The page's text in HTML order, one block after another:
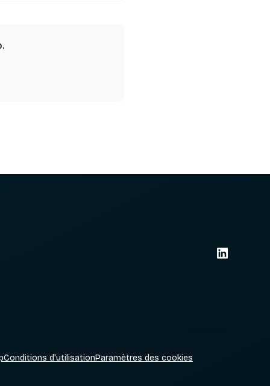
Conditions d'utilisationParamètres des cookies